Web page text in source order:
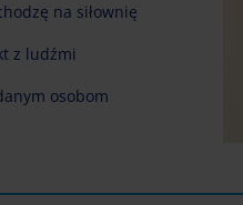
na siłownię
z ludźmi
osobom